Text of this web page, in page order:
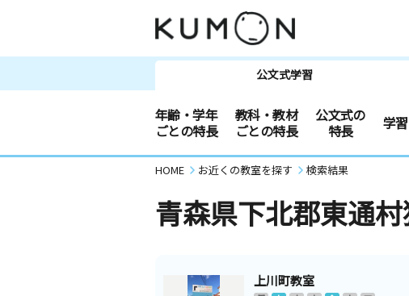
公文式学習
年齢・学年
ごとの特長
教科・教材
ごとの特長
公文式の
特長
学
HOME お近くの教室を探す 検索結果
青森県下北郡東通
上川町教室